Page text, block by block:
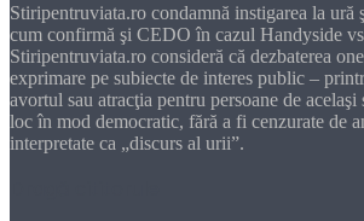
Stiripentruviata.ro condamnă instigarea la ură
cum confirmă şi CEDO în cazul Handyside
Stiripentruviata.ro consideră că dezbaterea
exprimare pe subiecte de interes public –
avortul sau atracţia pentru persoane de acelaşi
loc în mod democratic, fără a fi cenzurate de
interpretate ca „discurs al urii”.